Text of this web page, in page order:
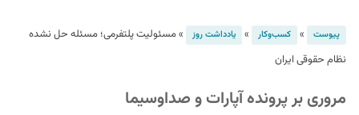
پیوست » کسب‌و‌کار » یادداشت روز »مسئولیت پلتفرمی؛ مسئله حل‌ نشده
نظام حقوقی ایران
مروری بر پرونده آپارات و صداوسیما